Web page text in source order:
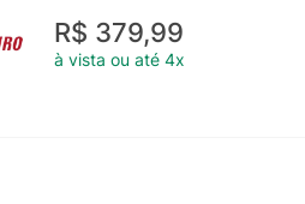
R$ 379,99
à vista ou até 4x